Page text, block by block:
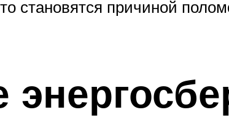
становятся причиной